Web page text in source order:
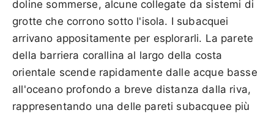
doline sommerse, alcune collegate da sistemi di
grotte che corrono sotto l'isola. I subacquei
arrivano appositamente per esplorarli. La parete
della barriera corallina al largo della costa
orientale scende rapidamente dalle acque basse
all'oceano profondo a breve distanza dalla riva,
rappresentando una delle pareti subacquee più